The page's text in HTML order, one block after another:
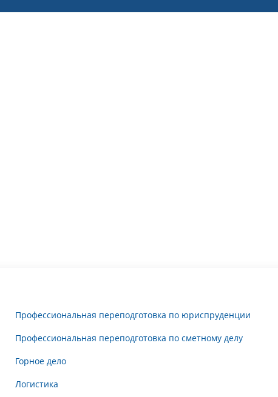
Профессиональная переподготовка по юриспруденции
Профессиональная переподготовка по сметному делу
Горное дело
Логистика